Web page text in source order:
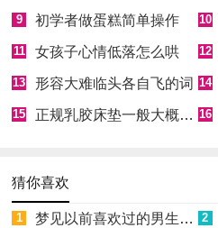
9 初学者做蛋糕简单操作 10
11 女孩子心情低落怎么哄 12
13 形容大难临头各自飞的词 14
15 正规乳胶床垫一般大概多少钱 16
猜你喜欢
1 梦见以前喜欢过的男生喜欢自己 2